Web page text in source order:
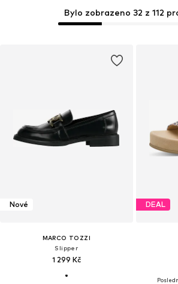
Bylo zobrazeno 32 z 112
Nové
MARCO TOZZI
Slipper
1 299 Kč
DEAL